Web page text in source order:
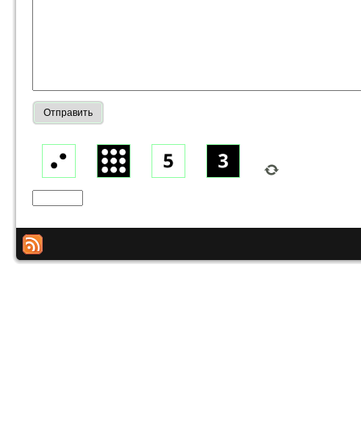
Отправить